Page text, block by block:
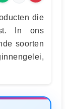
die
In ons
soorten